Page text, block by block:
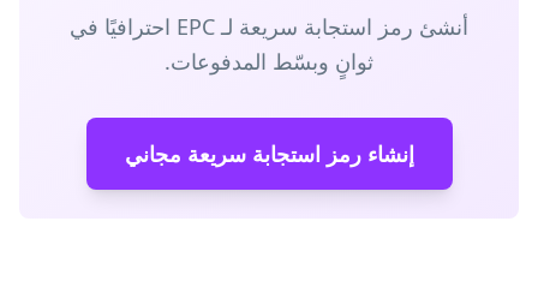
أنشئ رمز استجابة سريعة لـ EPC احترافيًا في
ثوانٍ وبسّط المدفوعات.
إنشاء رمز استجابة سريعة مجاني